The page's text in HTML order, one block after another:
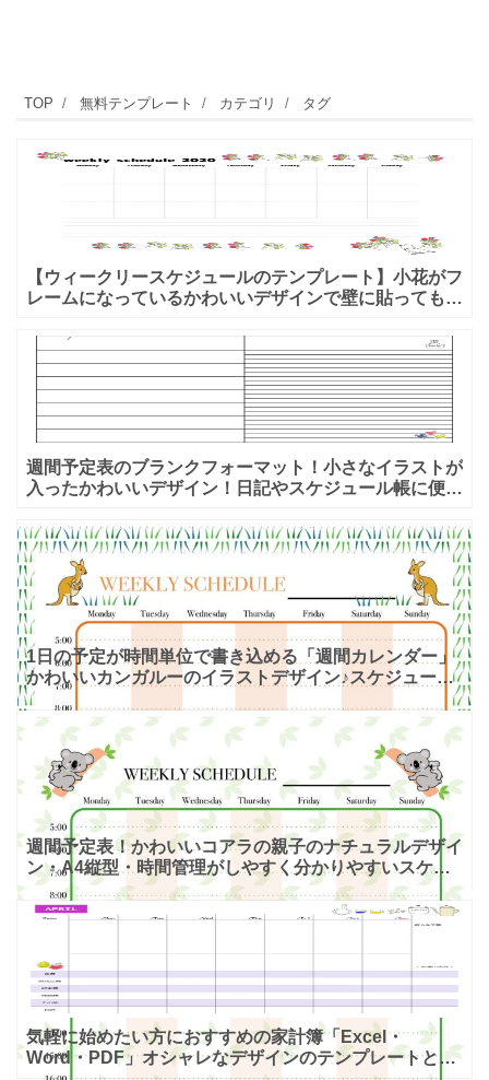
TOP 無料テンプレート カテゴリ タグ
【ウィークリースケジュールのテンプレート】小花がフ
レームになっているかわいいデザインで壁に貼っても素
時間軸なし
週間予定表のブランクフォーマット！小さなイラストが
入ったかわいいデザイン！日記やスケジュール帳に便利
す。予定以
1日の予定が時間単位で書き込める「週間カレンダー」
かわいいカンガルーのイラストデザイン♪スケジュール
表のテンプレート カンガルーの親子のイラストが入っ
たかわいい
週間予定表！かわいいコアラの親子のナチュラルデザイ
ン・A4縦型・時間管理がしやすく分かりやすいスケジ
ュール表！ かわいいコアラの親子のイラスト入りで、
グリーンカ
気軽に始めたい方におすすめの家計簿「Excel・
Word・PDF」オシャレなデザインのテンプレートとな